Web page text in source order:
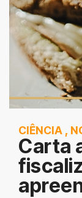
CIÊNCIA ,
Carta